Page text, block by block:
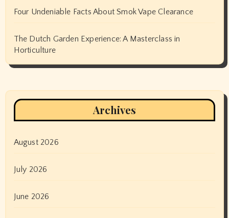
Four Undeniable Facts About Smok Vape Clearance
The Dutch Garden Experience: A Masterclass in
Horticulture
Archives
August 2026
July 2026
June 2026